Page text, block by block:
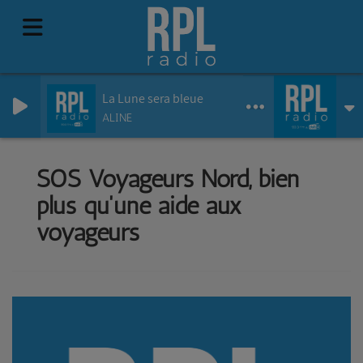
La Lune sera bleue
ALINE
SOS Voyageurs Nord, bien
plus qu'une aide aux
voyageurs